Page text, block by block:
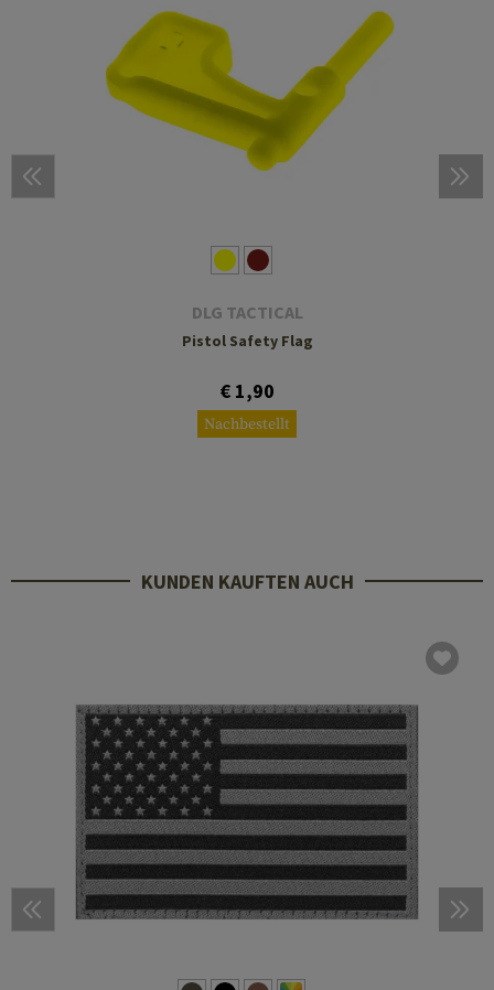
DLG TACTICAL
Pistol Safety Flag
€ 1,90
Nachbestellt
KUNDEN KAUFTEN AUCH